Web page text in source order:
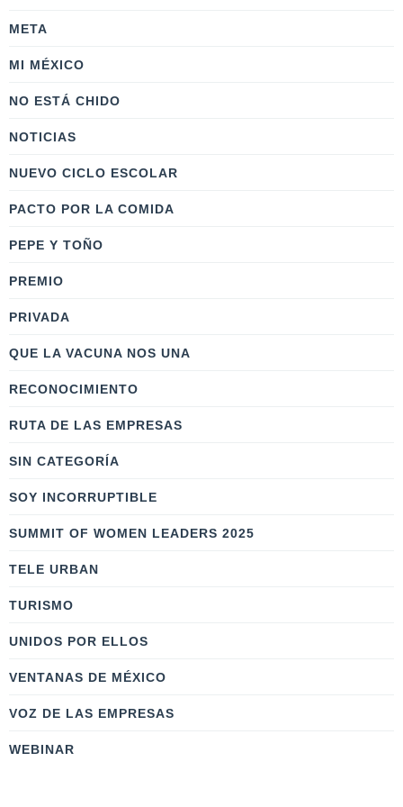
META
MI MÉXICO
NO ESTÁ CHIDO
NOTICIAS
NUEVO CICLO ESCOLAR
PACTO POR LA COMIDA
PEPE Y TOÑO
PREMIO
PRIVADA
QUE LA VACUNA NOS UNA
RECONOCIMIENTO
RUTA DE LAS EMPRESAS
SIN CATEGORÍA
SOY INCORRUPTIBLE
SUMMIT OF WOMEN LEADERS 2025
TELE URBAN
TURISMO
UNIDOS POR ELLOS
VENTANAS DE MÉXICO
VOZ DE LAS EMPRESAS
WEBINAR